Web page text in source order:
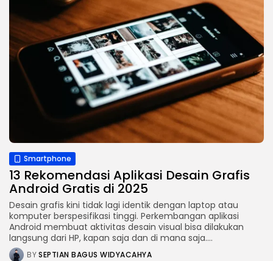
Smartphone
13 Rekomendasi Aplikasi Desain Grafis
Android Gratis di 2025
Desain grafis kini tidak lagi identik dengan laptop atau
komputer berspesifikasi tinggi. Perkembangan aplikasi
Android membuat aktivitas desain visual bisa dilakukan
langsung dari HP, kapan saja dan di mana saja....
BYSEPTIAN BAGUS WIDYACAHYA